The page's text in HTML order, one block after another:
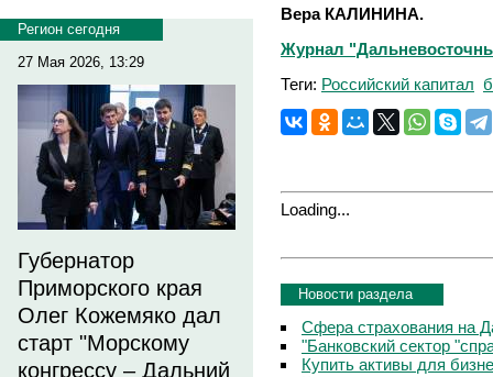
Регион сегодня
27 Мая 2026, 13:29
Губернатор
Приморского края
Олег Кожемяко дал
старт "Морскому
конгрессу – Дальний
Вера КАЛИНИНА.
Журнал
Теги: Российский капитал
Loading...
Новости раздела
Сфера страхования на
"Банковский сектор
Купить активы для